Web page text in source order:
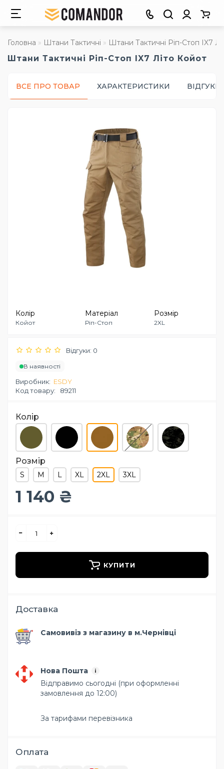
Головна Штани Тактичні Штани Тактичні Ріп-Стоп IX7
Штани Тактичні Ріп-Стоп IX7 Літо Койот
ВСЕ ПРО ТОВАР ХАРАКТЕРИСТИКИ ВІДГУКИ
Колір
Койот
Матеріал
Ріп-Стоп
Розмір
2XL
Відгуки: 0
В наявності
Виробник: ESDY
Код товару: 89211
Колір
Розмір
S M L XL 2XL 3XL
1 140 ₴
КУПИТИ
Доставка
Самовивіз з магазину в м.Чернівці
Нова Пошта
Відправимо сьогодні (при оформленні
замовлення до 12:00)
За тарифами перевізника
Оплата